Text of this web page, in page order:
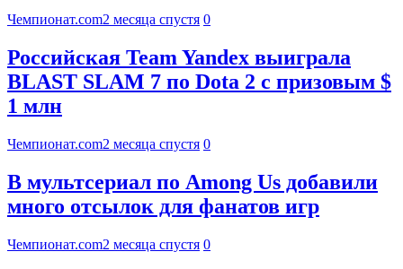
Чемпионат.com2 месяца спустя 0
Российская Team Yandex выиграла
BLAST SLAM 7 по Dota 2 с призовым $
1 млн
Чемпионат.com2 месяца спустя 0
В мультсериал по Among Us добавили
много отсылок для фанатов игр
Чемпионат.com2 месяца спустя 0